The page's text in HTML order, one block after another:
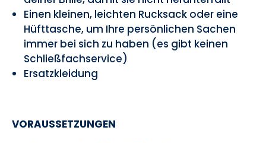
Einen kleinen, leichten Rucksack oder eine
Hüfttasche, um Ihre persönlichen Sachen
immer bei sich zu haben (es gibt keinen
Schließfachservice)
Ersatzkleidung
VORAUSSETZUNGEN